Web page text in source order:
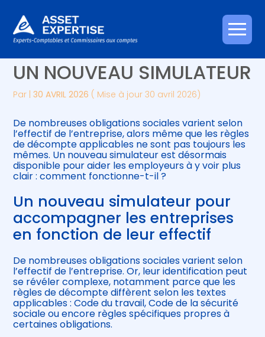
Aller
au
Créer et reprendre une activité
Gérer votre quotidien
Piloter votre entreprise
Développer votre entreprise
Construire votre patrimoine
Être prêt pour la facturation
Piloter votre gestion
Suivre votre comptabilité
Gérer vos ressources humaines
OBLIGATIONS SOCIALES :
UN NOUVEAU SIMULATEUR
Par |30 AVRIL 2026 ( Mise à jour 30 avril 2026)
De nombreuses obligations sociales varient selon
l’effectif de l’entreprise, alors même que les règles
de décompte applicables ne sont pas toujours les
mêmes. Un nouveau simulateur est désormais
disponible pour aider les employeurs à y voir plus
clair : comment fonctionne-t-il ?
Un nouveau simulateur pour
accompagner les entreprises
en fonction de leur effectif
De nombreuses obligations sociales varient selon
l’effectif de l’entreprise. Or, leur identification peut
se révéler complexe, notamment parce que les
règles de décompte diffèrent selon les textes
applicables : Code du travail, Code de la sécurité
sociale ou encore règles spécifiques propres à
certaines obligations.